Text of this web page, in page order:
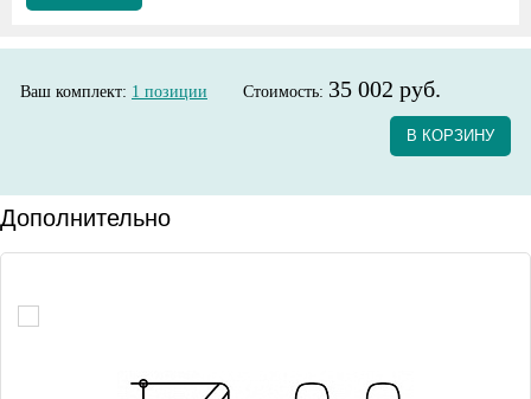
Ваш комплект: 1 позиции Стоимость: 35 002 руб.
В КОРЗИНУ
Дополнительно